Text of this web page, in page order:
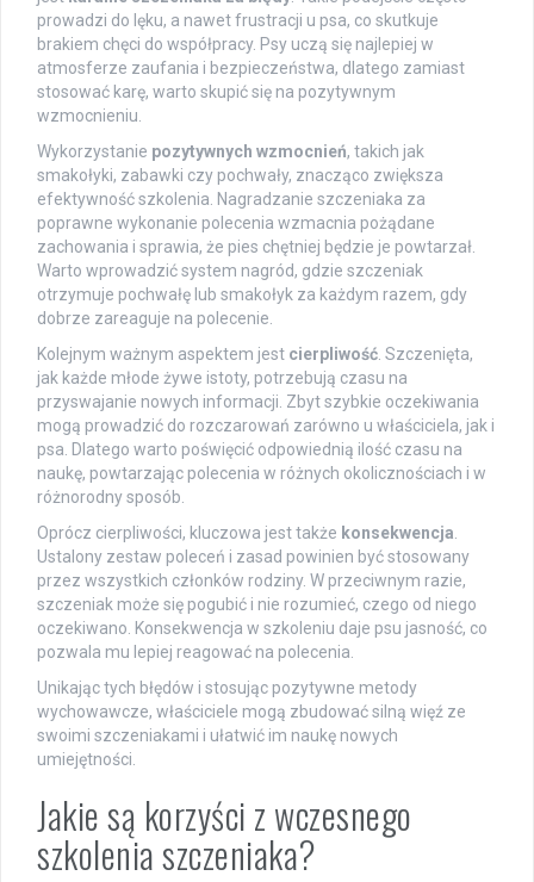
prowadzi do lęku, a nawet frustracji u psa, co skutkuje
brakiem chęci do współpracy. Psy uczą się najlepiej w
atmosferze zaufania i bezpieczeństwa, dlatego zamiast
stosować karę, warto skupić się na pozytywnym
wzmocnieniu.
Wykorzystanie pozytywnych wzmocnień, takich jak
smakołyki, zabawki czy pochwały, znacząco zwiększa
efektywność szkolenia. Nagradzanie szczeniaka za
poprawne wykonanie polecenia wzmacnia pożądane
zachowania i sprawia, że pies chętniej będzie je powtarzał.
Warto wprowadzić system nagród, gdzie szczeniak
otrzymuje pochwałę lub smakołyk za każdym razem, gdy
dobrze zareaguje na polecenie.
Kolejnym ważnym aspektem jest cierpliwość . Szczenięta,
jak każde młode żywe istoty, potrzebują czasu na
przyswajanie nowych informacji. Zbyt szybkie oczekiwania
mogą prowadzić do rozczarowań zarówno u właściciela, jak i
psa. Dlatego warto poświęcić odpowiednią ilość czasu na
naukę, powtarzając polecenia w różnych okolicznościach i w
różnorodny sposób.
Oprócz cierpliwości, kluczowa jest także konsekwencja
Ustalony zestaw poleceń i zasad powinien być stosowany
przez wszystkich członków rodziny. W przeciwnym razie,
szczeniak może się pogubić i nie rozumieć, czego od niego
oczekiwano. Konsekwencja w szkoleniu daje psu jasność, co
pozwala mu lepiej reagować na polecenia.
Unikając tych błędów i stosując pozytywne metody
wychowawcze, właściciele mogą zbudować silną więź ze
swoimi szczeniakami i ułatwić im naukę nowych
umiejętności.
Jakie są korzyści z wczesnego
szkolenia szczeniaka?